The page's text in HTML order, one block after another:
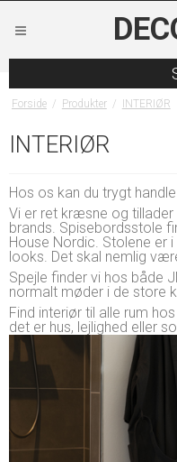
Forside / Produkter / INTERIØR
INTERIØR
Hos os kan du trygt
Vi er ret kræsne og
brands. Spisebordsstole
House Nordic. Stolene er
looks. Det skal nemlig
Spejle finder vi hos både
normalt møder i de store
Find interiør til alle rum
det er hus, lejlighed eller